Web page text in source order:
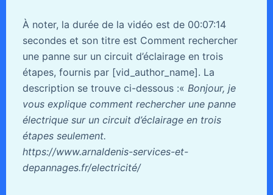
À noter, la durée de la vidéo est de 00:07:14
secondes et son titre est Comment rechercher
une panne sur un circuit d’éclairage en trois
étapes, fournis par [vid_author_name]. La
description se trouve ci-dessous :« Bonjour, je
vous explique comment rechercher une panne
électrique sur un circuit d’éclairage en trois
étapes seulement.
https://www.arnaldenis-services-et-
depannages.fr/electricité/